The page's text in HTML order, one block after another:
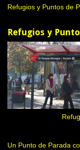
Refugios y Puntos de
Refugios y
Un Punto de Parada